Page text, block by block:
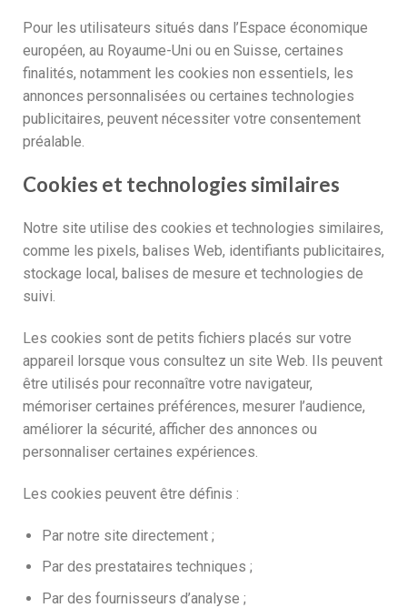
Pour les utilisateurs situés dans l’Espace économique
européen, au Royaume-Uni ou en Suisse, certaines
finalités, notamment les cookies non essentiels, les
annonces personnalisées ou certaines technologies
publicitaires, peuvent nécessiter votre consentement
préalable.
Cookies et technologies similaires
Notre site utilise des cookies et technologies similaires,
comme les pixels, balises Web, identifiants publicitaires,
stockage local, balises de mesure et technologies de
suivi.
Les cookies sont de petits fichiers placés sur votre
appareil lorsque vous consultez un site Web. Ils peuvent
être utilisés pour reconnaître votre navigateur,
mémoriser certaines préférences, mesurer l’audience,
améliorer la sécurité, afficher des annonces ou
personnaliser certaines expériences.
Les cookies peuvent être définis :
Par notre site directement ;
Par des prestataires techniques ;
Par des fournisseurs d’analyse ;